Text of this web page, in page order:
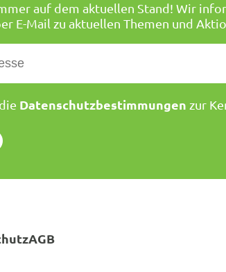
auf dem aktuellen Stand! Wir
E-Mail zu aktuellen Themen und
Datenschutzbestimmungen zur
AGB